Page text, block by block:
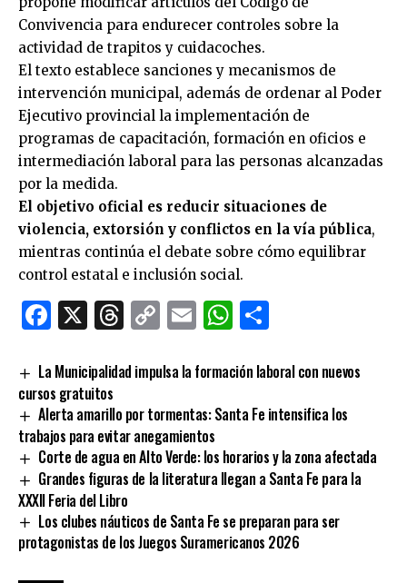
Convivencia para endurecer controles sobre la
actividad de trapitos y cuidacoches.
El texto establece sanciones y mecanismos de
intervención municipal, además de ordenar al Poder
Ejecutivo provincial la implementación de
programas de capacitación, formación en oficios e
intermediación laboral para las personas alcanzadas
por la medida.
El objetivo oficial es reducir situaciones de
violencia, extorsión y conflictos en la vía pública,
mientras continúa el debate sobre cómo equilibrar
control estatal e inclusión social.
Facebook
X Threads
CopyEmailWhatsApp
La Municipalidad impulsa la formación laboral con nuevos
cursos gratuitos
Alerta amarillo por tormentas: Santa Fe intensifica los
trabajos para evitar anegamientos
Corte de agua en Alto Verde: los horarios y la zona afectada
Grandes figuras de la literatura llegan a Santa Fe para la
XXXII Feria del Libro
Los clubes náuticos de Santa Fe se preparan para ser
protagonistas de los Juegos Suramericanos 2026